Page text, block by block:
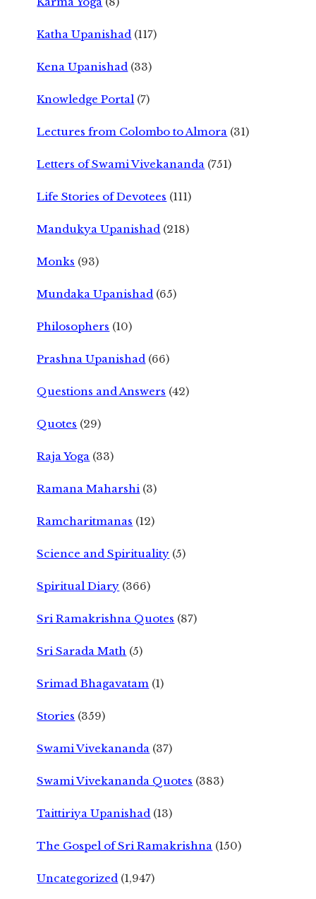
Katha Upanishad (117)
Kena Upanishad (33)
Knowledge Portal (7)
Lectures from Colombo to Almora (31)
Letters of Swami Vivekananda (751)
Life Stories of Devotees (111)
Mandukya Upanishad (218)
Monks (93)
Mundaka Upanishad (65)
Philosophers (10)
Prashna Upanishad (66)
Questions and Answers (42)
Quotes (29)
Raja Yoga (33)
Ramana Maharshi (3)
Ramcharitmanas (12)
Science and Spirituality (5)
Spiritual Diary (366)
Sri Ramakrishna Quotes (87)
Sri Sarada Math (5)
Srimad Bhagavatam (1)
Stories (359)
Swami Vivekananda (37)
Swami Vivekananda Quotes (383)
Taittiriya Upanishad (13)
The Gospel of Sri Ramakrishna (150)
Uncategorized (1,947)